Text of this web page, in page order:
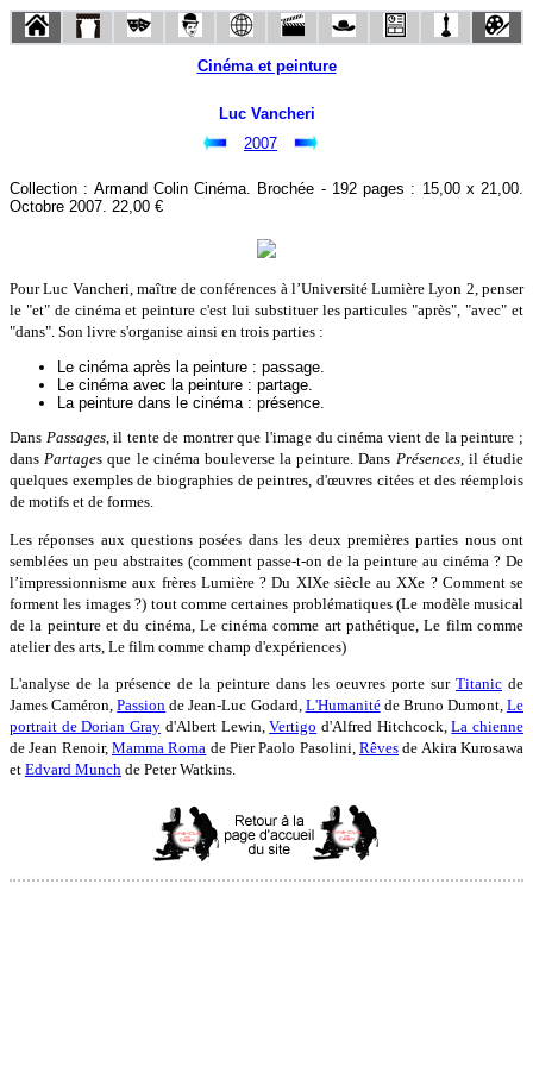
Cinéma et peinture
Luc Vancheri
2007
Collection : Armand Colin Cinéma. Brochée - 192 pages : 15,00 x 21,00.
Octobre 2007. 22,00 €
Pour Luc Vancheri, maître de conférences à l’Université Lumière Lyon 2, penser
le "et" de cinéma et peinture c'est lui substituer les particules "après", "avec" et
"dans". Son livre s'organise ainsi en trois parties :
Le cinéma après la peinture : passage.
Le cinéma avec la peinture : partage.
La peinture dans le cinéma : présence.
Dans Passages, il tente de montrer que l'image du cinéma vient de la peinture ;
dansPartages que le cinéma bouleverse la peinture. Dans Présences, il étudie
quelques exemples de biographies de peintres, d'œuvres citées et des réemplois
de motifs et de formes.
Les réponses aux questions posées dans les deux premières parties nous ont
semblées un peu abstraites (comment passe-t-on de la peinture au cinéma ? De
l’impressionnisme aux frères Lumière ? Du XIXe siècle au XXe ? Comment se
forment les images ?) tout comme certaines problématiques (Le modèle musical
de la peinture et du cinéma, Le cinéma comme art pathétique, Le film comme
atelier des arts, Le film comme champ d'expériences)
L'analyse de la présence de la peinture dans les oeuvres porte sur Titanic de
James Caméron,Passion de Jean-Luc Godard, L'Humanitéde Bruno Dumont,Le
portrait de Dorian Gray d'Albert Lewin,Vertigo d'Alfred Hitchcock,La chienne
de Jean Renoir, Mamma Roma de Pier Paolo Pasolini,Rêves de Akira Kurosawa
et Edvard Munch de Peter Watkins.